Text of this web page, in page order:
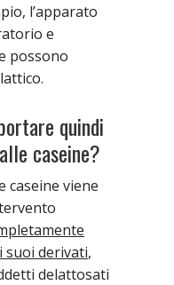
l’apparato
e
possono
quindi
caseine?
caseine viene
suoi derivati,
delattosati